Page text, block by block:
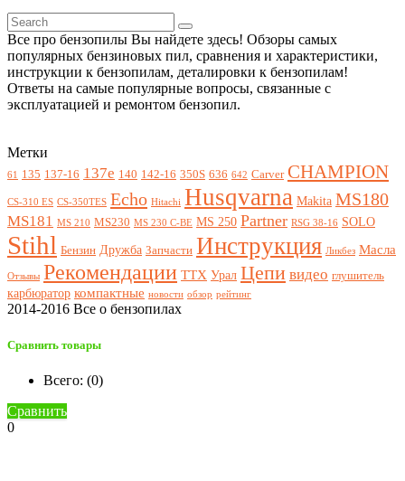
Все про бензопилы Вы найдете здесь! Обзоры самых
популярных бензиновых пил, сравнения и характеристики,
инструкции к бензопилам, деталировки к бензопилам!
Ответы на самые популярные вопросы, связанные с
эксплуатацией и ремонтом бензопил.
Метки
61 135 137-16 137e 140 142-16 350S 636 642 Carver CHAMPION
CS-310 ES CS-350TES Echo Hitachi Husqvarna Makita MS180
MS181 MS 210 MS230 MS 230 C-BE MS 250 Partner RSG 38-16 SOLO
Stihl Бензин Дружба Запчасти Инструкция Ликбез Масла
Отзывы Рекомендации ТТХ Урал Цепи видео глушитель
карбюратор компактные новости обзор рейтинг
2014-2016 Все о бензопилах
Сравнить товары
Всего: (0)
Сравнить
0